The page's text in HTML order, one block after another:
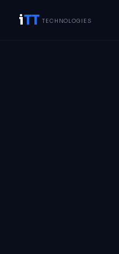
iTT TECHNOLOGIES